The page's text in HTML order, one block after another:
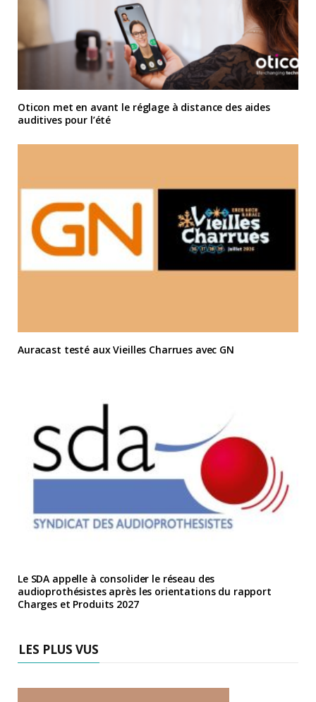
Oticon met en avant le réglage à distance des aides
auditives pour l’été
Auracast testé aux Vieilles Charrues avec GN
Le SDA appelle à consolider le réseau des
audioprothésistes après les orientations du rapport
Charges et Produits 2027
LES PLUS VUS